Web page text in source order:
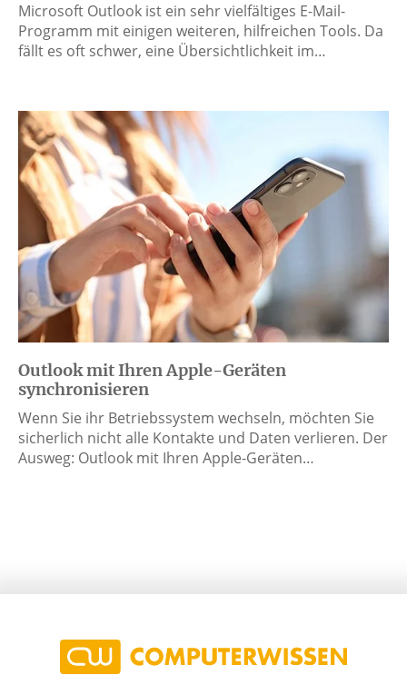
Microsoft Outlook ist ein sehr vielfältiges E-Mail-
Programm mit einigen weiteren, hilfreichen Tools. Da
fällt es oft schwer, eine Übersichtlichkeit im…
Outlook mit Ihren Apple-Geräten
synchronisieren
Wenn Sie ihr Betriebssystem wechseln, möchten Sie
sicherlich nicht alle Kontakte und Daten verlieren. Der
Ausweg: Outlook mit Ihren Apple-Geräten…